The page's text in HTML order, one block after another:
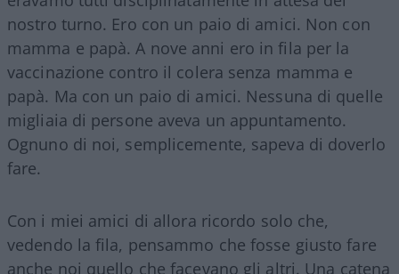
nostro turno. Ero con un paio di amici. Non con
mamma e papà. A nove anni ero in fila per la
vaccinazione contro il colera senza mamma e
papà. Ma con un paio di amici. Nessuna di quelle
migliaia di persone aveva un appuntamento.
Ognuno di noi, semplicemente, sapeva di doverlo
fare.
Con i miei amici di allora ricordo solo che,
vedendo la fila, pensammo che fosse giusto fare
anche noi quello che facevano gli altri. Una catena